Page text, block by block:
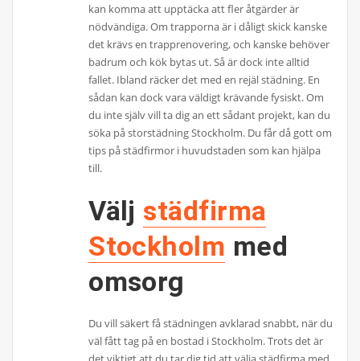
kan komma att upptäcka att fler åtgärder är
nödvändiga. Om trapporna är i dåligt skick kanske
det krävs en trapprenovering, och kanske behöver
badrum och kök bytas ut. Så är dock inte alltid
fallet. Ibland räcker det med en rejäl städning. En
sådan kan dock vara väldigt krävande fysiskt. Om
du inte själv vill ta dig an ett sådant projekt, kan du
söka på storstädning Stockholm. Du får då gott om
tips på städfirmor i huvudstaden som kan hjälpa
till.
Välj städfirma
Stockholm med
omsorg
Du vill säkert få städningen avklarad snabbt, när du
väl fått tag på en bostad i Stockholm. Trots det är